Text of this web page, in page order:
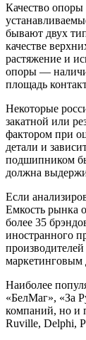
Качество
бывают двух
качестве
растяжение и
опоры —
площадь
Некоторые
закатной или
фактором при
детали и
подшипником
должна
Если
Емкость рынка
более 35
иностранного
маркетинговым
Наиболее
«БелМаг», «За
компаний, но и
Ruville, Delphi,